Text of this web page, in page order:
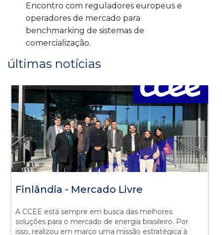
Encontro com reguladores europeus e
operadores de mercado para
benchmarking de sistemas de
comercialização.
últimas notícias
Finlândia - Mercado Livre
A CCEE está sempre em busca das melhores
soluções para o mercado de energia brasileiro. Por
isso, realizou em março uma missão estratégica à